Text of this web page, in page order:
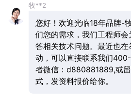
牧**2
您好！欢迎光临18年品牌-
们您的需求，我们工程师
答相关技术问题。最近也在
动，可以直接联系我们
者微信：d880881889,或
式，发资料报价给你。